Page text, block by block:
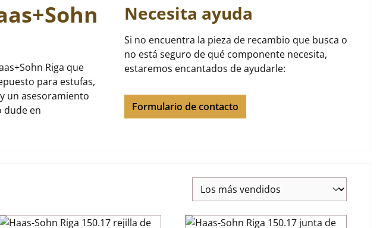
Riga que
para estufas,
un asesoramiento
dude en
Necesita ayuda
Si no encuentra la pieza de recambio que busca o
no está seguro de qué componente necesita,
estaremos encantados de ayudarle:
Formulario de contacto